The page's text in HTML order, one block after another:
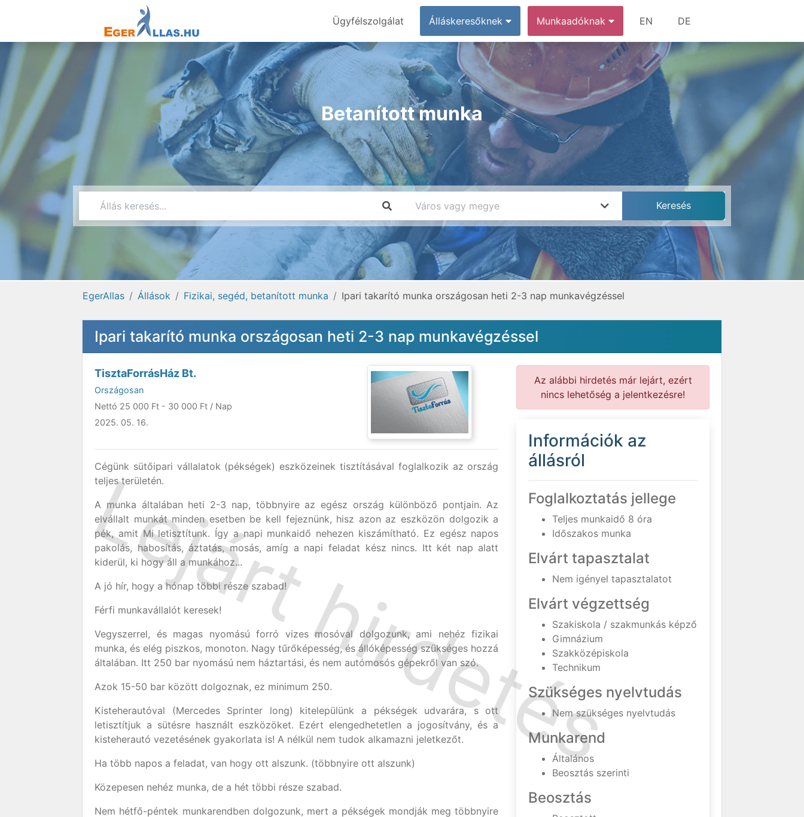
Ügyfélszolgálat Álláskeresőknek Munkaadóknak EN DE
Betanított munka
EgerAllas Állások Fizikai, segéd, betanított munka Ipari takarító munka országosan heti 2-3 nap munkavégzéssel
Ipari takarító munka országosan heti 2-3 nap munkavégzéssel
TisztaForrásHáz Bt.
Országosan
Nettó 25 000 Ft - 30 000 Ft / Nap
2025. 05. 16.
Cégünk sütőipari vállalatok (pékségek) eszközeinek tisztításával foglalkozik az ország
teljes területén.
A munka általában heti 2-3 nap, többnyire az egész ország különböző pontjain. Az
elvállalt munkát minden esetben be kell fejeznünk, hisz azon az eszközön dolgozik a
pék, amit Mi letisztítunk. Így a napi munkaidő nehezen kiszámítható. Ez egész napos
pakolás, habosítás, áztatás, mosás, amíg a napi feladat kész nincs. Itt két nap alatt
kiderül, ki hogy áll a munkához...
A jó hír, hogy a hónap többi része szabad!
Férfi munkavállalót keresek!
Vegyszerrel, és magas nyomású forró vizes mosóval dolgozunk, ami nehéz fizikai
munka, és elég piszkos, monoton. Nagy tűrőképesség, és állóképesség szükséges hozzá
általában. Itt 250 bar nyomású nem háztartási, és nem autómosós gépekről van szó.
Azok 15-50 bar között dolgoznak, ez minimum 250.
Kisteherautóval (Mercedes Sprinter long) kitelepülünk a pékségek udvarára, s ott
letisztítjuk a sütésre használt eszközöket. Ezért elengedhetetlen a jogosítvány, és a
kisteherautó vezetésének gyakorlata is! A nélkül nem tudok alkamazni jeletkezőt.
Ha több napos a feladat, van hogy ott alszunk. (többnyire ott alszunk)
Közepesen nehéz munka, de a hét többi része szabad.
Nem hétfő-péntek munkarendben dolgozunk, mert a pékségek mondják meg többnyire
Az alábbi hirdetés már lejárt, ezért
nincs lehetőség a jelentkezésre!
Információk az
állásról
Foglalkoztatás jellege
Teljes munkaidő 8 óra
Időszakos munka
Elvárt tapasztalat
Nem igényel tapasztalatot
Elvárt végzettség
Szakiskola / szakmunkás képző
Gimnázium
Szakközépiskola
Technikum
Szükséges nyelvtudás
Nem szükséges nyelvtudás
Munkarend
Általános
Beosztás szerinti
Beosztás